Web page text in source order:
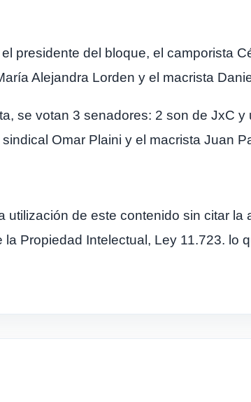
presidente del bloque, el camporista
Alejandra Lorden y el macrista
se votan 3 senadores: 2 son de JxC y
Omar Plaini y el macrista Juan
de este contenido sin citar la
Propiedad Intelectual, Ley 11.723. lo